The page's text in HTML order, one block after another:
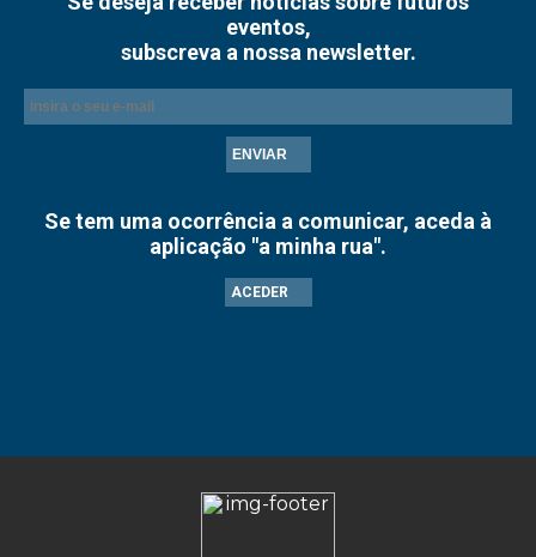
eventos,
subscreva a nossa newsletter.
ENVIAR
Se tem uma ocorrência a comunicar, aceda à
aplicação "a minha rua".
ACEDER